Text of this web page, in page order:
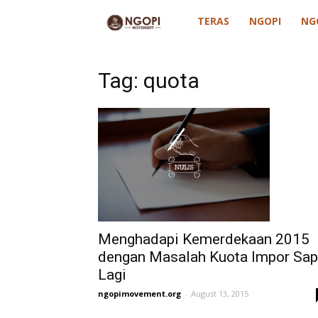
ngopimovement
TERAS NGOPI
Tag: quota
Menghadapi Kemerdekaan 2015
dengan Masalah Kuota Impor
Lagi
ngopimovement.org - August 13, 2015